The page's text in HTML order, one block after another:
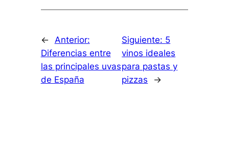
←
Anterior:
Diferencias entre
las principales uvas
de España
Siguiente: 5
vinos ideales
para pastas y
pizzas
→